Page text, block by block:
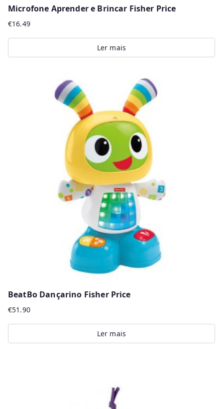
n
Microfone Aprender e Brincar Fisher Price
€16.49
Ler mais
BeatBo Dançarino Fisher Price
€51.90
Ler mais